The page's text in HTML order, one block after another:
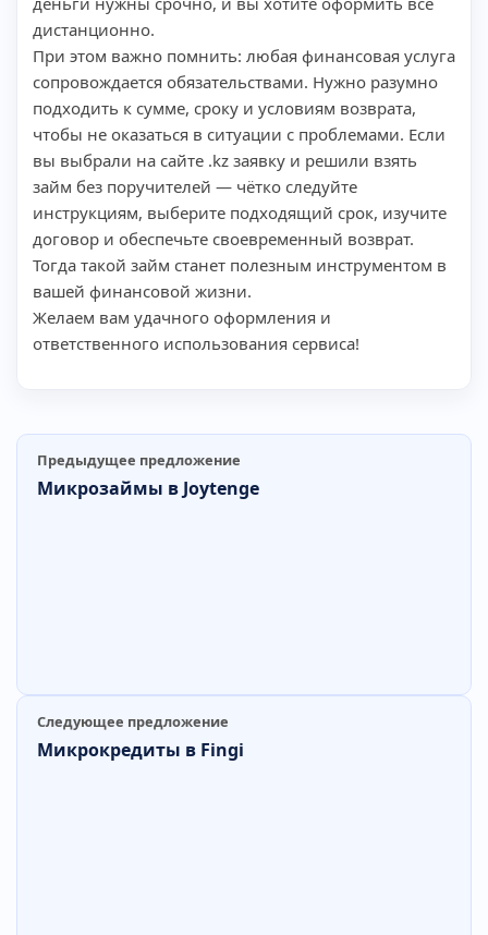
дистанционно.
При этом важно помнить: любая финансовая услуга
сопровождается обязательствами. Нужно разумно
подходить к сумме, сроку и условиям возврата,
чтобы не оказаться в ситуации с проблемами. Если
вы выбрали на сайте .kz заявку и решили взять
займ без поручителей — чётко следуйте
инструкциям, выберите подходящий срок, изучите
договор и обеспечьте своевременный возврат.
Тогда такой займ станет полезным инструментом в
вашей финансовой жизни.
Желаем вам удачного оформления и
ответственного использования сервиса!
Предыдущее предложение
Микрозаймы в Joytenge
Следующее предложение
Микрокредиты в Fingi